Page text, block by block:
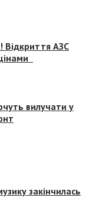
Відкриття АЗС
вилучати у
закінчилась